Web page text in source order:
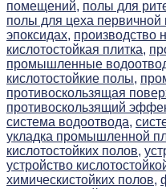
помещений, полы для
полы для цеха первичной
эпоксидах, производство
кислотостойкая плитка,
промышленные
кислотостойкие полы,
противоскользящая
противоскользящий
система водоотвода,
укладка промышленной
кислотостойких полов,
устройство
химическистойких полов,